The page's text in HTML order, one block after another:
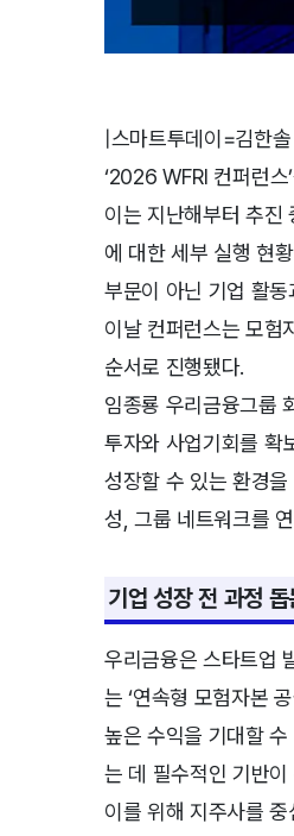
|스마트투데이=김한
‘2026 WFRI 컨퍼런
이는 지난해부터 추진
에 대한 세부 실행 현
부문이 아닌 기업 활
이날 컨퍼런스는 모험
순서로 진행됐다.
임종룡 우리금융그룹
투자와 사업기회를 확
성장할 수 있는 환경
성, 그룹 네트워크를
기업 성장 전 과정
우리금융은 스타트업
는 ‘연속형 모험자본
높은 수익을 기대할
는 데 필수적인 기반이
이를 위해 지주사를